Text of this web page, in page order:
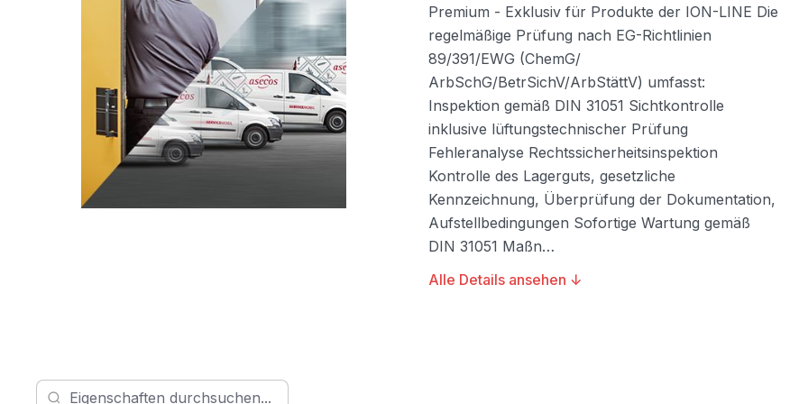
Premium - Exklusiv für Produkte der ION-LINE Die
regelmäßige Prüfung nach EG-Richtlinien
89/391/EWG (ChemG/
ArbSchG/BetrSichV/ArbStättV) umfasst:
Inspektion gemäß DIN 31051 Sichtkontrolle
inklusive lüftungstechnischer Prüfung
Fehleranalyse Rechtssicherheitsinspektion
Kontrolle des Lagerguts, gesetzliche
Kennzeichnung, Überprüfung der Dokumentation,
Aufstellbedingungen Sofortige Wartung gemäß
DIN 31051 Maßn…
Alle Details ansehen ↓